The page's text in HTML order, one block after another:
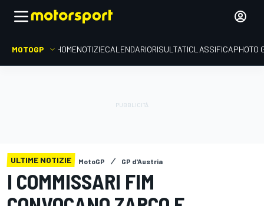
MOTOGP HOMENOTIZIECALENDARIORISULTATICLASSIFICAPHOTO
ULTIME NOTIZIE MotoGP GP d'Austria
I COMMISSARI FIM